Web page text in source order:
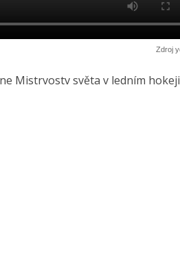
Zdroj
Mistrvostv světa v ledním hokeji